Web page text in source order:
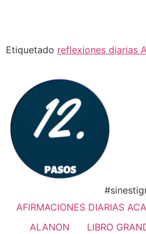
Etiquetado reflexiones diarias
AFIRMACIONES DIARIAS ACA
ALANON
LIBRO